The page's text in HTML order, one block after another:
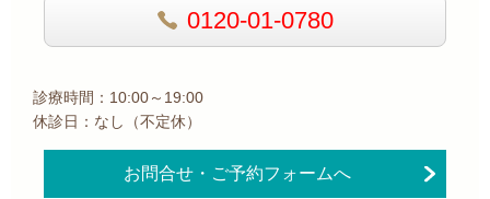
0120-01-0780
診療時間：10:00～19:00
休診日：なし（不定休）
お問合せ・ご予約フォームへ